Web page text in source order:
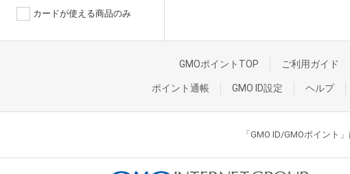
カードが使える商品のみ
GMOポイントTOP ご利用ガイド
ポイント通帳 GMO ID設定 ヘルプ
「GMO ID/GMOポイント